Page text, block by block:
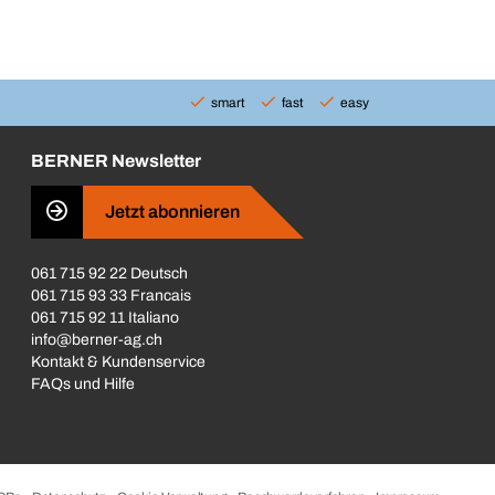
smart fast easy
BERNER Newsletter
Jetzt abonnieren
061 715 92 22 Deutsch
061 715 93 33 Francais
061 715 92 11 Italiano
info@berner-ag.ch
Kontakt & Kundenservice
FAQs und Hilfe